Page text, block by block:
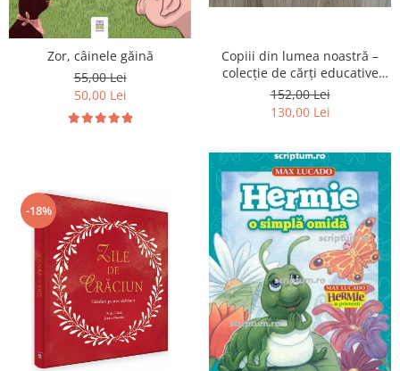
Zor, câinele găină
55,00 Lei
50,00 Lei
Copiii din lumea noastră –
colecție de cărți educative
pentru copii
152,00 Lei
130,00 Lei
-18%